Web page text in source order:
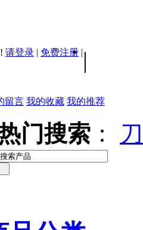
请登录 | 免费注册 | |
留言 我的收藏 我的推荐
门搜索 ：